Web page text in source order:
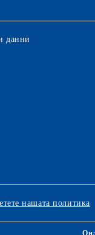
данни
нашата политика